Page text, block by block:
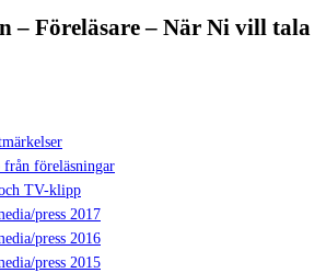
– Föreläsare – När Ni vill tala
föreläsningar
TV-klipp
press 2017
press 2016
press 2015